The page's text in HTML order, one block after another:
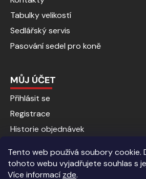
Tento web používá soubory cookie.
tohoto webu vyjadřujete souhlas s
Více informací zde.
Tabulky velikostí
Sedlářský servis
Pasování sedel pro koně
MŮJ ÚČET
Přihlásit se
Registrace
Historie objednávek